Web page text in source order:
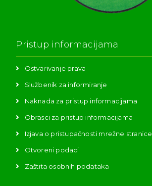
Pristup informacijama
Ostvarivanje prava
Službenik za informiranje
Naknada za pristup informacijama
Obrasci za pristup informacijama
Izjava o pristupačnosti mrežne stranice
Otvoreni podaci
Zaštita osobnih podataka